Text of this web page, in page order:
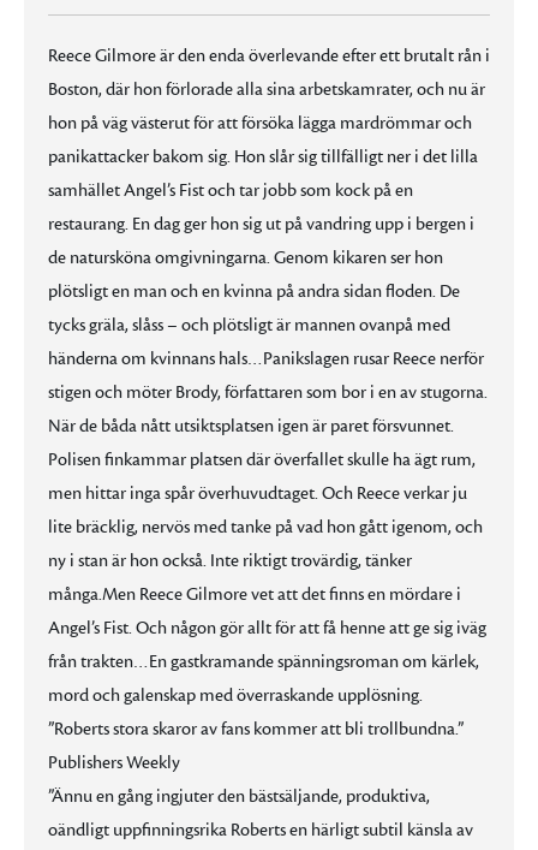
Reece Gilmore är den enda överlevande efter ett brutalt rån i
Boston, där hon förlorade alla sina arbetskamrater, och nu är
hon på väg västerut för att försöka lägga mardrömmar och
panikattacker bakom sig. Hon slår sig tillfälligt ner i det lilla
samhället Angel’s Fist och tar jobb som kock på en
restaurang. En dag ger hon sig ut på vandring upp i bergen i
de natursköna omgivningarna. Genom kikaren ser hon
plötsligt en man och en kvinna på andra sidan floden. De
tycks gräla, slåss – och plötsligt är mannen ovanpå med
händerna om kvinnans hals…Panikslagen rusar Reece nerför
stigen och möter Brody, författaren som bor i en av stugorna.
När de båda nått utsiktsplatsen igen är paret försvunnet.
Polisen finkammar platsen där överfallet skulle ha ägt rum,
men hittar inga spår överhuvudtaget. Och Reece verkar ju
lite bräcklig, nervös med tanke på vad hon gått igenom, och
ny i stan är hon också. Inte riktigt trovärdig, tänker
många.Men Reece Gilmore vet att det finns en mördare i
Angel’s Fist. Och någon gör allt för att få henne att ge sig iväg
från trakten…En gastkramande spänningsroman om kärlek,
mord och galenskap med överraskande upplösning.
”Roberts stora skaror av fans kommer att bli trollbundna.”
Publishers Weekly
”Ännu en gång ingjuter den bästsäljande, produktiva,
oändligt uppfinningsrika Roberts en härligt subtil känsla av